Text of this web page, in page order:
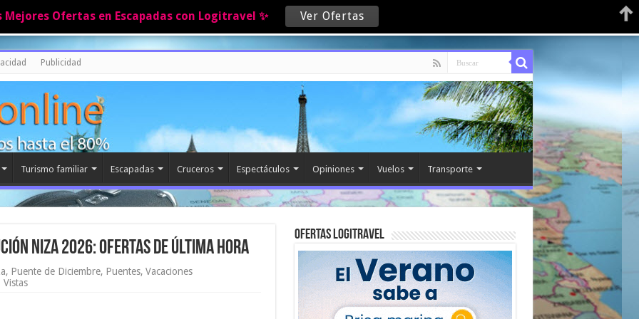
Publicidad
Turismo familiar Escapadas Cruceros Espectáculos Opiniones Vuelos Transporte
Niza 2026: Ofertas de última hora
, Puente de Diciembre, Puentes, Vacaciones
Vistas
Ofertas Logitravel
Mejores Ofertas en Escapadas con Logitravel ✨ Ver Ofertas